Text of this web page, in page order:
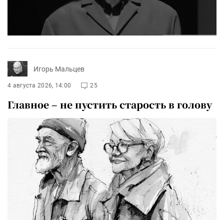
Игорь Мальцев
4 августа 2026, 14:00 25
Главное – не пустить старость в голову